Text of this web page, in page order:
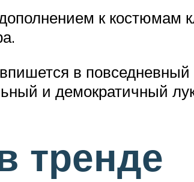
к костюмам
в
и демократичный
тренде